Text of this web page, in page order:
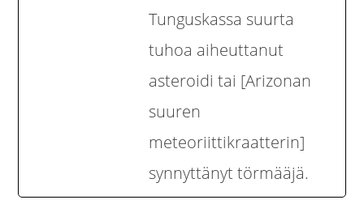
Tunguskassa suurta
tuhoa aiheuttanut
asteroidi tai [Arizonan
suuren
meteoriittikraatterin]
synnyttänyt törmääjä.